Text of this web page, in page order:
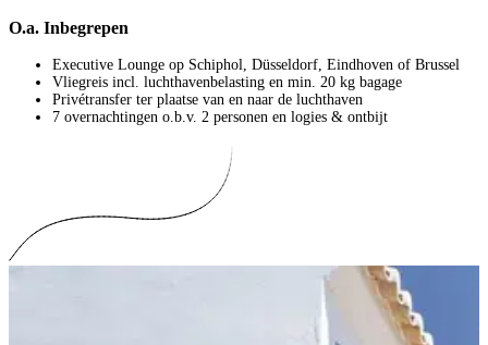
O.a. Inbegrepen
Executive Lounge op Schiphol, Düsseldorf, Eindhoven of Brussel
Vliegreis incl. luchthavenbelasting en min. 20 kg bagage
Privétransfer ter plaatse van en naar de luchthaven
7 overnachtingen o.b.v. 2 personen en logies & ontbijt